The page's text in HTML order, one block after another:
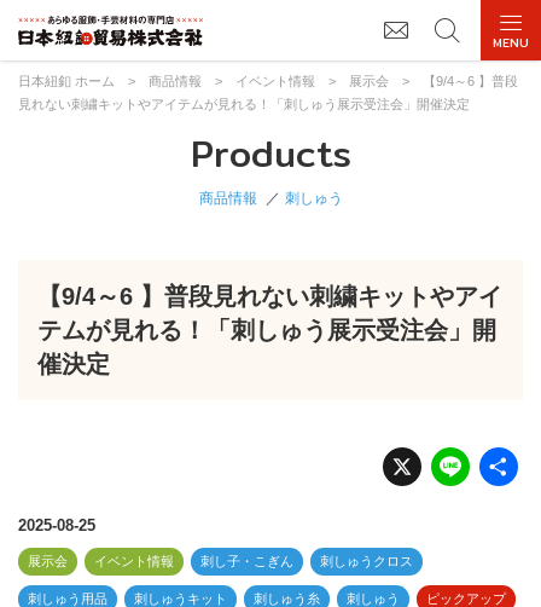
日本紐釦 ホーム > 商品情報 > イベント情報 > 展示会 >
【9/4～6 】普段
見れない刺繍キットやアイテムが見れる！「刺しゅう展示受注会」開催決定
Products
商品情報 刺しゅう
【9/4～6 】普段見れない刺繍キットやアイ
テムが見れる！「刺しゅう展示受注会」開
催決定
X Li
n
2025-08-25
展示会 イベント情報 刺し子・こぎん 刺しゅうクロス
刺しゅう用品 刺しゅうキット 刺しゅう糸 刺しゅう ピックアップ